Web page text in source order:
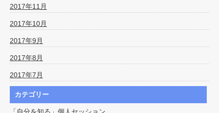
2017年11月
2017年10月
2017年9月
2017年8月
2017年7月
カテゴリー
「自分を知る」個人セッション